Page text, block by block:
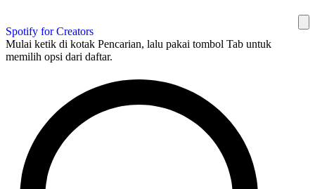
Spotify for Creators
Mulai ketik di kotak Pencarian, lalu pakai tombol Tab untuk
memilih opsi dari daftar.